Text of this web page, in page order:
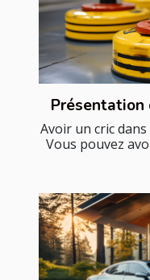
Présentation
Avoir un cric
Vous pouvez